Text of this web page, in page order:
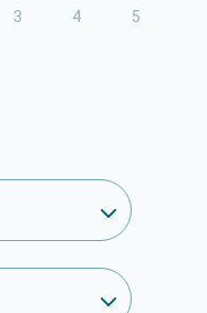
3 4 5